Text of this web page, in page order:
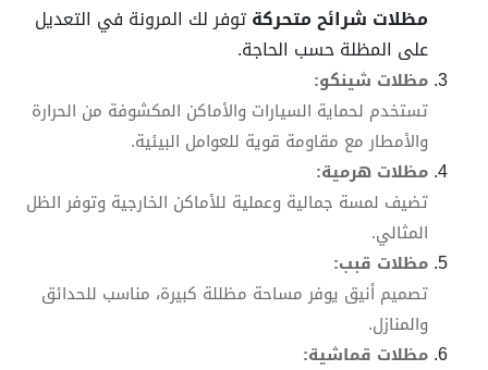
مظلات شرائح متحركةتوفر لك المرونة في التعديل
على المظلة حسب الحاجة.
مظلات شينكو:
تستخدم لحماية السيارات والأماكن المكشوفة من الحرارة
والأمطار مع مقاومة قوية للعوامل البيئية.
مظلات هرمية:
تضيف لمسة جمالية وعملية للأماكن الخارجية وتوفر الظل
المثالي.
مظلات قبب:
تصميم أنيق يوفر مساحة مظللة كبيرة، مناسب للحدائق
والمنازل.
مظلات قماشية: